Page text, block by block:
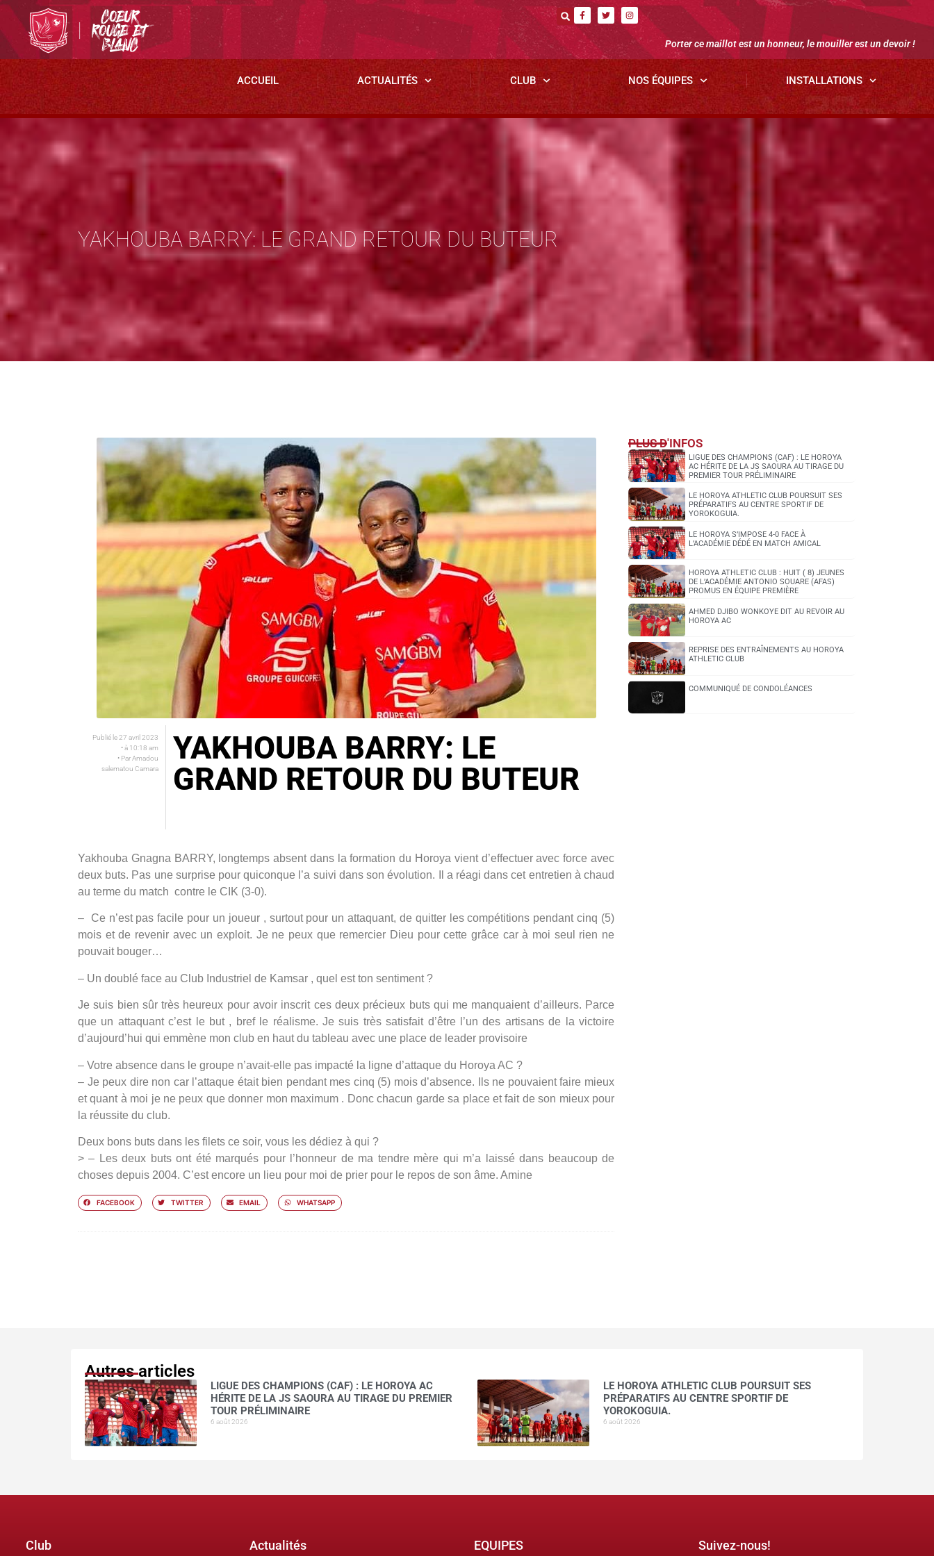
Porter ce maillot est un honneur, le mouiller est un devoir !
ACCUEIL ACTUALITÉS CLUB NOS ÉQUIPES INSTALLATIONS
YAKHOUBA BARRY: LE GRAND RETOUR DU BUTEUR
Publié le27 avril 2023
• à 10:18 am
• ParAmadou
salematou Camara
YAKHOUBA BARRY: LE
GRAND RETOUR DU BUTEUR
Yakhouba Gnagna BARRY, longtemps absent dans la formation du Horoya vient d’effectuer avec force avec
deux buts. Pas une surprise pour quiconque l’a suivi dans son évolution. Il a réagi dans cet entretien à chaud
au terme du match contre le CIK (3-0).
– Ce n’est pas facile pour un joueur , surtout pour un attaquant, de quitter les compétitions pendant cinq (5)
mois et de revenir avec un exploit. Je ne peux que remercier Dieu pour cette grâce car à moi seul rien ne
pouvait bouger…
– Un doublé face au Club Industriel de Kamsar , quel est ton sentiment ?
Je suis bien sûr très heureux pour avoir inscrit ces deux précieux buts qui me manquaient d’ailleurs. Parce
que un attaquant c’est le but , bref le réalisme. Je suis très satisfait d’être l’un des artisans de la victoire
d’aujourd’hui qui emmène mon club en haut du tableau avec une place de leader provisoire
– Votre absence dans le groupe n’avait-elle pas impacté la ligne d’attaque du Horoya AC ?
– Je peux dire non car l’attaque était bien pendant mes cinq (5) mois d’absence. Ils ne pouvaient faire mieux
et quant à moi je ne peux que donner mon maximum . Donc chacun garde sa place et fait de son mieux pour
la réussite du club.
Deux bons buts dans les filets ce soir, vous les dédiez à qui ?
> – Les deux buts ont été marqués pour l’honneur de ma tendre mère qui m’a laissé dans beaucoup de
choses depuis 2004. C’est encore un lieu pour moi de prier pour le repos de son âme. Amine
FACEBOOK TWITTER EMAIL WHATSAPP
PLUS D'INFOS
LIGUE DES CHAMPIONS (CAF) : LE HOROYA
AC HÉRITE DE LA JS SAOURA AU TIRAGE DU
PREMIER TOUR PRÉLIMINAIRE
LE HOROYA ATHLETIC CLUB POURSUIT SES
PRÉPARATIFS AU CENTRE SPORTIF DE
YOROKOGUIA.
LE HOROYA S’IMPOSE 4-0 FACE À
L’ACADÉMIE DÉDÉ EN MATCH AMICAL
HOROYA ATHLETIC CLUB : HUIT ( 8) JEUNES
DE L’ACADÉMIE ANTONIO SOUARE (AFAS)
PROMUS EN ÉQUIPE PREMIÈRE
AHMED DJIBO WONKOYE DIT AU REVOIR AU
HOROYA AC
REPRISE DES ENTRAÎNEMENTS AU HOROYA
ATHLETIC CLUB
COMMUNIQUÉ DE CONDOLÉANCES
Autres articles
LIGUE DES CHAMPIONS (CAF) : LE HOROYA AC
HÉRITE DE LA JS SAOURA AU TIRAGE DU PREMIER
TOUR PRÉLIMINAIRE
6 août 2026
LE HOROYA ATHLETIC CLUB POURSUIT SES
PRÉPARATIFS AU CENTRE SPORTIF DE
YOROKOGUIA.
6 août 2026
Club Actualités EQUIPES Suivez-nous!